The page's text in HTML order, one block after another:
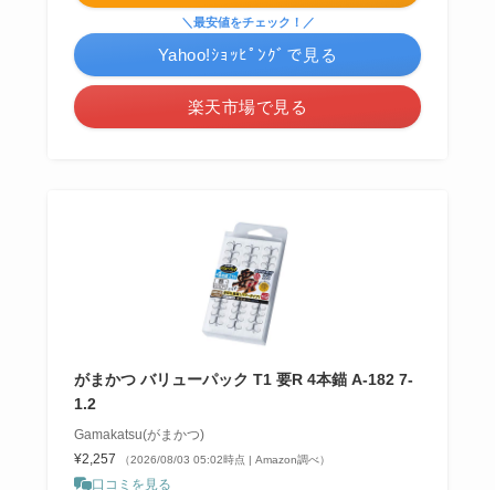
楽天市場で見る
＼最安値をチェック！／
Yahoo!ｼｮｯﾋﾟﾝｸﾞで見る
がまかつ バリューパック T1 要R 4本錨 A-182 7-
1.2
Gamakatsu(がまかつ)
¥2,257
（2026/08/03 05:02時点 | Amazon調べ）
口コミを見る